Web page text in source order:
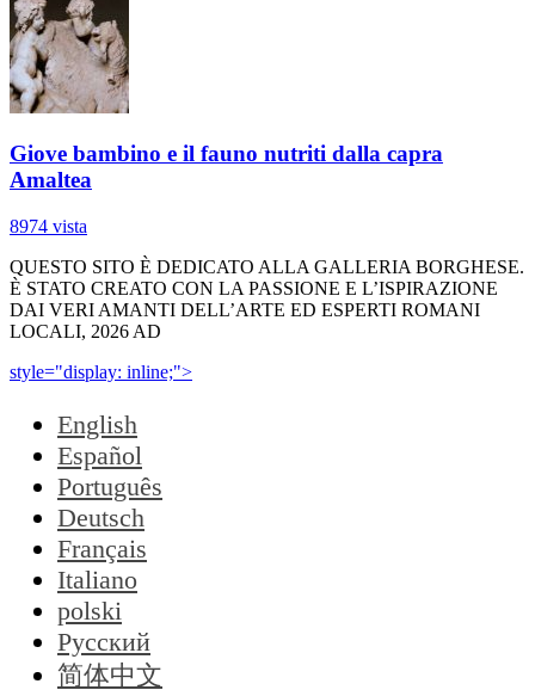
Giove bambino e il fauno nutriti dalla capra
Amaltea
8974 vista
QUESTO SITO È DEDICATO ALLA GALLERIA BORGHESE.
È STATO CREATO CON LA PASSIONE E L’ISPIRAZIONE
DAI VERI AMANTI DELL’ARTE ED ESPERTI ROMANI
LOCALI, 2026 AD
style="display: inline;">
English
Español
Português
Deutsch
Français
Italiano
polski
Русский
简体中文